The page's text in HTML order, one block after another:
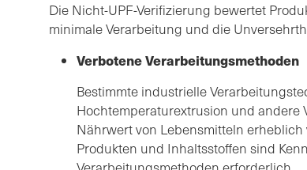
Die Nicht-UPF-Verifizierung bewertet
minimale Verarbeitung und die
Verbotene Verarbeitungsmethoden
Bestimmte industrielle
Hochtemperaturextrusion und andere
Nährwert von Lebensmitteln
Produkten und Inhaltsstoffen sind